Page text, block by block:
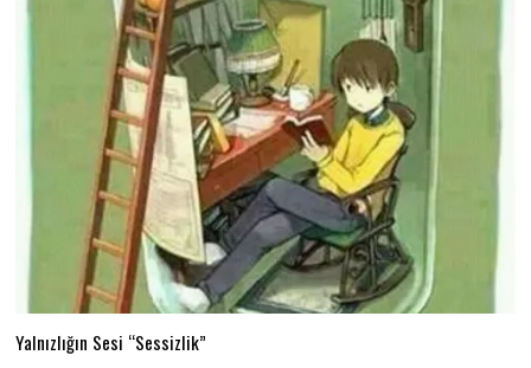
Yalnızlığın Sesi “Sessizlik”